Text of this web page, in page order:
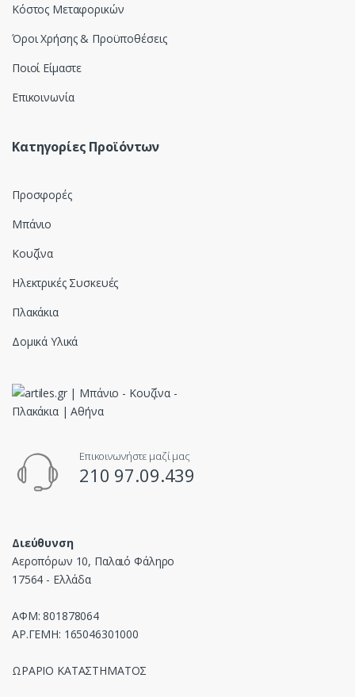
Κόστος Μεταφορικών
Όροι Χρήσης & Προϋποθέσεις
Ποιοί Είμαστε
Επικοινωνία
Κατηγορίες Προϊόντων
Προσφορές
Μπάνιο
Κουζίνα
Ηλεκτρικές Συσκευές
Πλακάκια
Δομικά Υλικά
Επικοινωνήστε μαζί μας
210 97.09.439
Διεύθυνση
Αεροπόρων 10, Παλαιό Φάληρο
17564 - Ελλάδα
ΑΦΜ: 801878064
ΑΡ.ΓΕΜΗ: 165046301000
ΩΡΑΡΙΟ ΚΑΤΑΣΤΗΜΑΤΟΣ